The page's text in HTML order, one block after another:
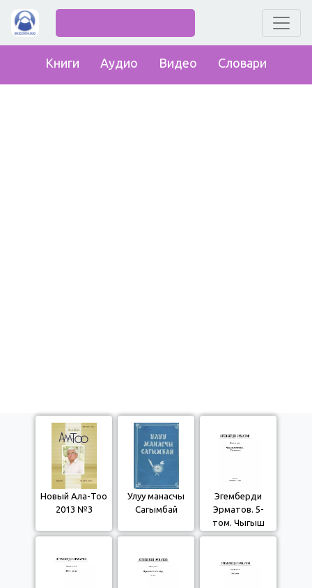
Книги Аудио Видео Словари
Новый Ала-Тоо
2013 №3
Улуу манасчы
Сагымбай
Эгемберди
Эрматов. 5-
том. Чыгыш
адабияты.